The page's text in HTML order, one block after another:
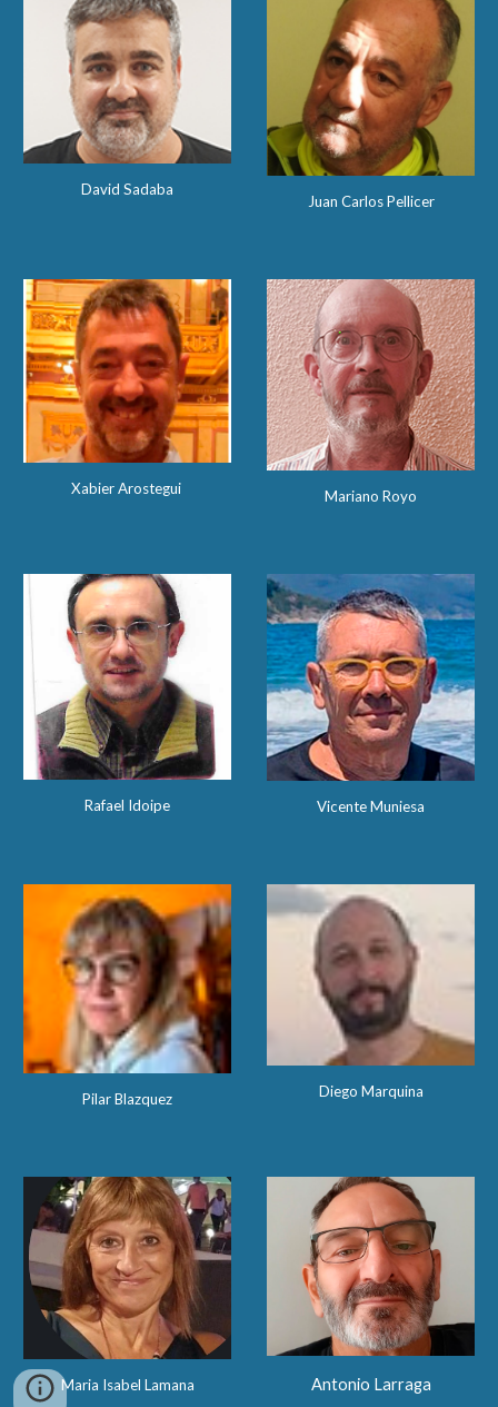
David Sadaba
Juan Carlos Pellicer
Xabier Arostegui Mariano Royo
Rafael Idoipe Vicente Muniesa
Pilar Blazquez Diego Marquina
Maria Isabel Lamana Antonio Larraga